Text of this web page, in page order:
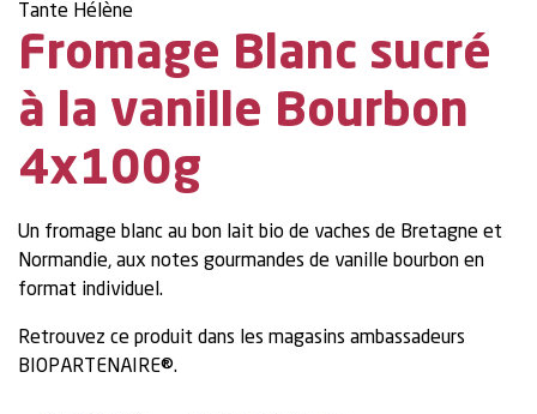
Tante Hélène
Fromage Blanc sucré
à la vanille Bourbon
4x100g
Un fromage blanc au bon lait bio de vaches de Bretagne et
Normandie, aux notes gourmandes de vanille bourbon en
format individuel.
Retrouvez ce produit dans les magasins ambassadeurs
BIOPARTENAIRE®.